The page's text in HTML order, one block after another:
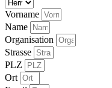
Vorname
Name
Organisation
Strasse
PLZ
Ort